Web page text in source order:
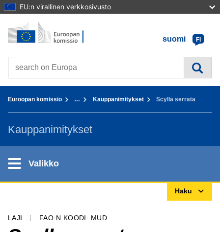
EU:n virallinen verkkosivusto
Sisältöön
Etusivu - Euroopan komissio
suomi
FI
Search on Europa websites
Euroopan komissio … Kauppanimitykset Scylla serrata
Kauppanimitykset
Valikko
Haku
LAJI FAO:N KOODI: MUD